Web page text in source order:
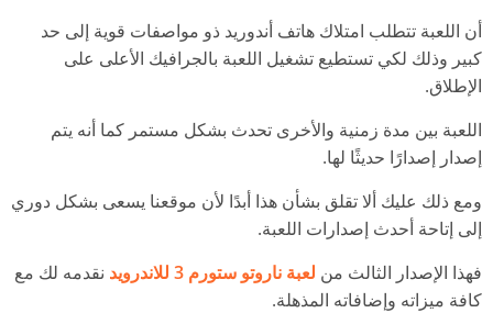
أن اللعبة تتطلب امتلاك هاتف أندوريد ذو مواصفات قوية إلى حد
كبير وذلك لكي تستطيع تشغيل اللعبة بالجرافيك الأعلى على
الإطلاق.
اللعبة بين مدة زمنية والأخرى تحدث بشكل مستمر كما أنه يتم
إصدار إصدارًا حديثًا لها.
ومع ذلك عليك ألا تقلق بشأن هذا أبدًا لأن موقعنا يسعى بشكل دوري
إلى إتاحة أحدث إصدارات اللعبة.
فهذا الإصدار الثالث من لعبة ناروتو ستورم 3 للاندرويد
نقدمه لك مع
كافة ميزاته وإضافاته المذهلة.